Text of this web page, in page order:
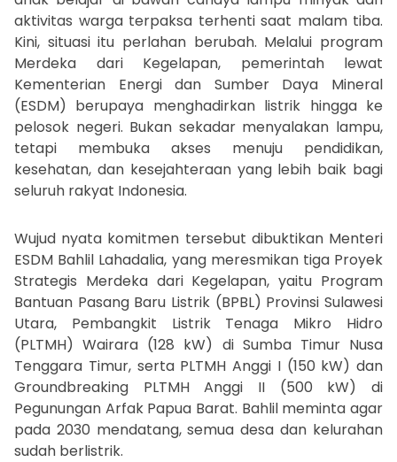
aktivitas warga terpaksa terhenti saat malam tiba.
Kini, situasi itu perlahan berubah. Melalui program
Merdeka dari Kegelapan, pemerintah lewat
Kementerian Energi dan Sumber Daya Mineral
(ESDM) berupaya menghadirkan listrik hingga ke
pelosok negeri. Bukan sekadar menyalakan lampu,
tetapi membuka akses menuju pendidikan,
kesehatan, dan kesejahteraan yang lebih baik bagi
seluruh rakyat Indonesia.
Wujud nyata komitmen tersebut dibuktikan Menteri
ESDM Bahlil Lahadalia, yang meresmikan tiga Proyek
Strategis Merdeka dari Kegelapan, yaitu Program
Bantuan Pasang Baru Listrik (BPBL) Provinsi Sulawesi
Utara, Pembangkit Listrik Tenaga Mikro Hidro
(PLTMH) Wairara (128 kW) di Sumba Timur Nusa
Tenggara Timur, serta PLTMH Anggi I (150 kW) dan
Groundbreaking PLTMH Anggi II (500 kW) di
Pegunungan Arfak Papua Barat. Bahlil meminta agar
pada 2030 mendatang, semua desa dan kelurahan
sudah berlistrik.